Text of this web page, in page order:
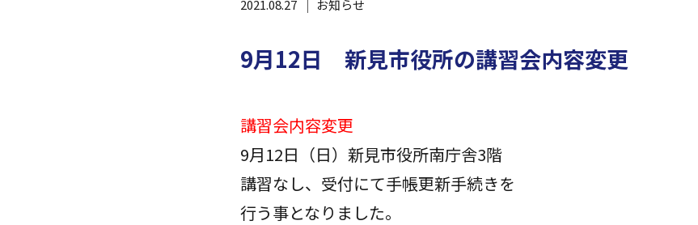
2021.08.27 お知らせ
9月12日 新見市役所の講習会内容変更
講習会内容変更
9月12日（日）新見市役所南庁舎3階
講習なし、受付にて手帳更新手続きを
行う事となりました。